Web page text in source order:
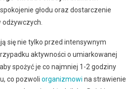
głodu oraz dostarczenie
odżywczych.
się nie tylko przed intensywnym
aktywności o umiarkowanej
spożyć je co najmniej 1-2 godziny
co pozwoli organizmowi na strawienie